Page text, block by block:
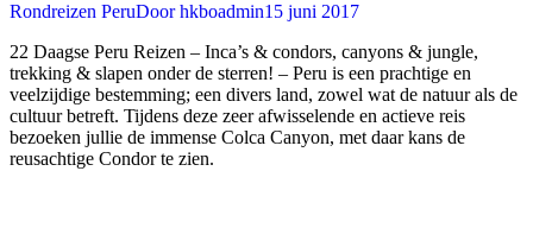
Rondreizen PeruDoorhkboadmin15 juni 2017
22 Daagse Peru Reizen – Inca’s & condors, canyons & jungle,
trekking & slapen onder de sterren! – Peru is een prachtige en
veelzijdige bestemming; een divers land, zowel wat de natuur als de
cultuur betreft. Tijdens deze zeer afwisselende en actieve reis
bezoeken jullie de immense Colca Canyon, met daar kans de
reusachtige Condor te zien.